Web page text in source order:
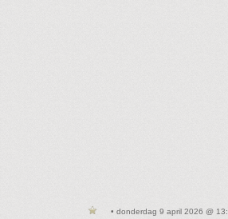
• donderdag 9 april 2026 @